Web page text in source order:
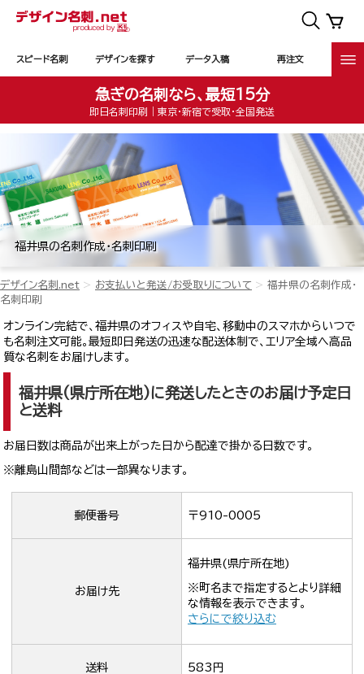
スピード名刺 デザインを探す データ入稿 再注文
急ぎの名刺なら、最短15分
即日名刺印刷｜東京・新宿で受取・全国発送
福井県の名刺作成・名刺印刷
デザイン名刺.net お支払いと発送/お受取りについて
福井県の名刺作成・
名刺印刷
オンライン完結で、福井県のオフィスや自宅、移動中のスマホからいつで
も名刺注文可能。最短即日発送の迅速な配送体制で、エリア全域へ高品
質な名刺をお届けします。
福井県(県庁所在地)に発送したときのお届け予定日
と送料
お届日数は商品が出来上がった日から配達で掛かる日数です。
※離島山間部などは一部異なります。
郵便番号 〒910-0005
お届け先
福井県(県庁所在地)
※町名まで指定するとより詳細
な情報を表示できます。
さらにで絞り込む
送料 583円